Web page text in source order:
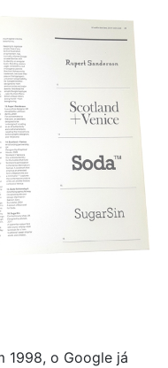
1998, o Google já